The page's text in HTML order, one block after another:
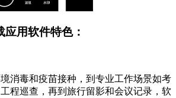
用软件特色：
消毒和疫苗接种，到专业工作场景如考
程巡查，再到旅行留影和会议记录，软